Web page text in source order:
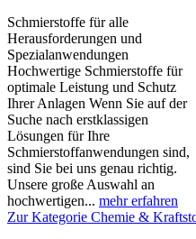
Schmierstoffe für alle
Herausforderungen und
Spezialanwendungen
Hochwertige Schmierstoffe für
optimale Leistung und Schutz
Ihrer Anlagen Wenn Sie auf der
Suche nach erstklassigen
Lösungen für Ihre
Schmierstoffanwendungen sind,
sind Sie bei uns genau richtig.
Unsere große Auswahl an
hochwertigen... mehr erfahren
Zur Kategorie Chemie &